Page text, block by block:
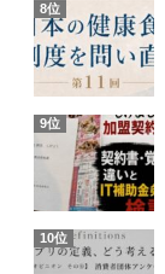
8位
9位
10位